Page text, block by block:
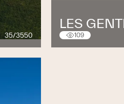
35/3550
LES
109